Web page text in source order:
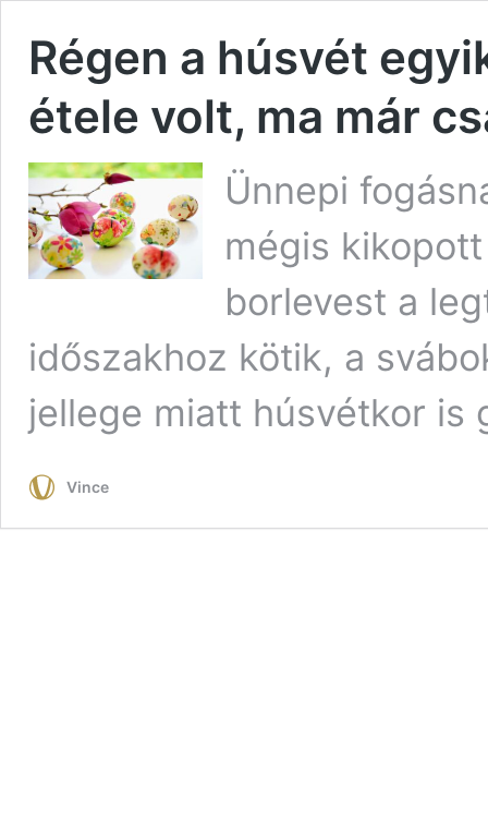
Régen a húsvét
étele volt, ma már
Ünnepi
mégis
borlevest a
időszakhoz kötik, a
jellege miatt húsvétkor
Vince